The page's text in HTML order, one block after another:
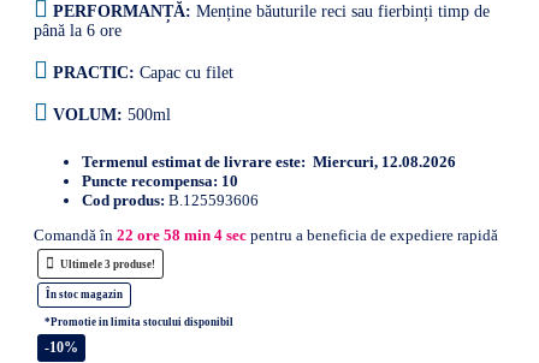
PERFORMANȚĂ: Menține băuturile reci sau fierbinți timp de
până la 6 ore
PRACTIC: Capac cu filet
VOLUM: 500ml
Termenul estimat de livrare este: Miercuri, 12.08.2026
Puncte recompensa: 10
Cod produs: B.125593606
Comandă în 22 ore 58 min 3 sec pentru a beneficia de expediere rapidă
Ultimele 3 produse!
În stoc magazin
*Promotie in limita stocului disponibil
-10%